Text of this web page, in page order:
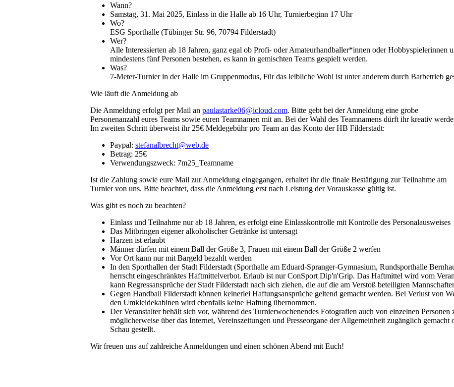
Wann?
Samstag, 31. Mai 2025, Einlass in die Halle ab 16 Uhr, Turnierbeginn 17 Uhr
Wo?
ESG Sporthalle (Tübinger Str. 96, 70794 Filderstadt)
Wer?
Alle Interessierten ab 18 Jahren, ganz egal ob Profi- oder Amateurhandballer*innen oder Hobbyspielerinnen
mindestens fünf Personen bestehen, es kann in gemischten Teams gespielt werden.
Was?
7-Meter-Turnier in der Halle im Gruppenmodus, Für das leibliche Wohl ist unter anderem durch Barbetrieb
Wie läuft die Anmeldung ab
Die Anmeldung erfolgt per Mail an paulastarke06@icloud.com. Bitte gebt bei der Anmeldung eine grobe
Personenanzahl eures Teams sowie euren Teamnamen mit an. Bei der Wahl des Teamnamens dürft ihr kreativ
Im zweiten Schritt überweist ihr 25€ Meldegebühr pro Team an das Konto der HB Filderstadt:
Paypal: stefanalbrecht@web.de
Betrag: 25€
Verwendungszweck: 7m25_Teamname
Ist die Zahlung sowie eure Mail zur Anmeldung eingegangen, erhaltet ihr die finale Bestätigung zur Teilnahme am
Turnier von uns. Bitte beachtet, dass die Anmeldung erst nach Leistung der Vorauskasse gültig ist.
Was gibt es noch zu beachten?
Einlass und Teilnahme nur ab 18 Jahren, es erfolgt eine Einlasskontrolle mit Kontrolle des Personalausweises
Das Mitbringen eigener alkoholischer Getränke ist untersagt
Harzen ist erlaubt
Männer dürfen mit einem Ball der Größe 3, Frauen mit einem Ball der Größe 2 werfen
Vor Ort kann nur mit Bargeld bezahlt werden
In den Sporthallen der Stadt Filderstadt (Sporthalle am Eduard-Spranger-Gymnasium, Rundsporthalle
herrscht eingeschränktes Haftmittelverbot. Erlaub ist nur ConSport Dip'n'Grip. Das Haftmittel wird vom
kann Regressansprüche der Stadt Filderstadt nach sich ziehen, die auf die am Verstoß beteiligten
Gegen Handball Filderstadt können keinerlei Haftungsansprüche geltend gemacht werden. Bei Verlust von
den Umkleidekabinen wird ebenfalls keine Haftung übernommen.
Der Veranstalter behält sich vor, während des Turnierwochenendes Fotografien auch von einzelnen
möglicherweise über das Internet, Vereinszeitungen und Presseorgane der Allgemeinheit zugänglich
Schau gestellt.
Wir freuen uns auf zahlreiche Anmeldungen und einen schönen Abend mit Euch!